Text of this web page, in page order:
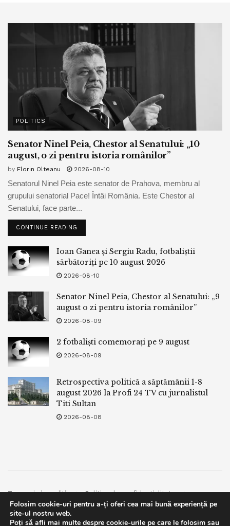
POLITICS
Senator Ninel Peia, Chestor al Senatului: „10
august, o zi pentru istoria românilor”
by Florin Olteanu 2026-08-10
Senatorul Ninel Peia este senator de Prahova, membru al
grupului senatorial Pace! Întâi România. Este Chestor al
Senatului, face parte...
CONTINUE READING
Ioan Ganea și Sergiu Radu, fotbaliștii
sărbătoriți pe 10 august 2026
2026-08-10
Senator Ninel Peia, Chestor al Senatului: „9
august o zi pentru istoria românilor”
2026-08-09
2 fotbaliști comemorați pe 9 august
2026-08-09
Retrospectiva politică a săptămânii 1-8
august 2026 la Profi 24 TV cu jurnalistul
Titi Sultan
2026-08-08
Termeni si conditii
Politica de confidentialitate
Facebook
Contact
© 2019bpnews- Business & Politics Newsbpnews.
Folosim cookie-uri pentru a-ți oferi cea mai bună experiență pe
site-ul nostru web.
Poți să afli mai multe despre cookie-urile pe care le folosim sau